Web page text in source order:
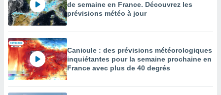
de semaine en France. Découvrez les
prévisions météo à jour
Canicule : des prévisions météorologiques
inquiétantes pour la semaine prochaine en
France avec plus de 40 degrés